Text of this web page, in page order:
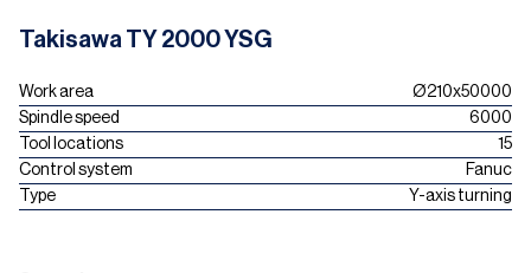
Takisawa TY 2000 YSG
Work area
Ø210x50000
Spindle speed
6000
Tool locations
15
Control system
Fanuc
Type
Y-axis turning